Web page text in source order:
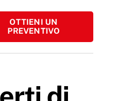
OTTIENI UN
PREVENTIVO